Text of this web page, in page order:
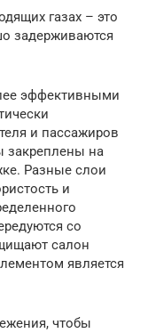
газах – это
задерживаются
эффективными
и пассажиров
закреплены на
Разные слои
и
со
салон
является
чтобы